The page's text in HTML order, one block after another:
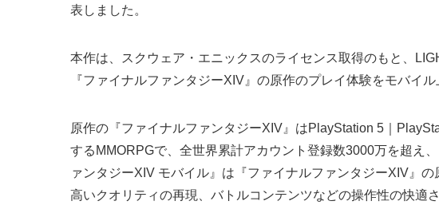
表しました。
本作は、スクウェア・エニックスのライセンス取得のもと、
『ファイナルファンタジーXIV』の原作のプレイ体験をモバイ
原作の『ファイナルファンタジーXIV』はPlayStation 5｜
するMMORPGで、全世界累計アカウント登録数3000万を超え
ァンタジーXIV モバイル』は『ファイナルファンタジーXIV』
高いクオリティの再現、バトルコンテンツなどの操作性の快適